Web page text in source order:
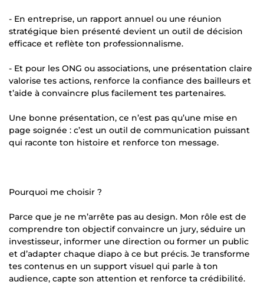
- En entreprise, un rapport annuel ou une réunion
stratégique bien présenté devient un outil de décision
efficace et reflète ton professionnalisme.
- Et pour les ONG ou associations, une présentation claire
valorise tes actions, renforce la confiance des bailleurs et
t’aide à convaincre plus facilement tes partenaires.
Une bonne présentation, ce n’est pas qu’une mise en
page soignée : c’est un outil de communication puissant
qui raconte ton histoire et renforce ton message.
Pourquoi me choisir ?
Parce que je ne m’arrête pas au design. Mon rôle est de
comprendre ton objectif convaincre un jury, séduire un
investisseur, informer une direction ou former un public
et d’adapter chaque diapo à ce but précis. Je transforme
tes contenus en un support visuel qui parle à ton
audience, capte son attention et renforce ta crédibilité.